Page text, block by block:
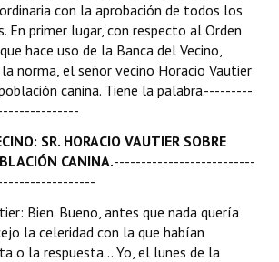
Registro
- Registro
Huellas - Registro
- Registro
- Registro
Registro
- Registro
con la aprobación de todos los
En primer lugar, con respecto al Orden
hace uso de la Banca del Vecino,
norma, el señor vecino Horacio Vautier
canina. Tiene la palabra.---------
SR. HORACIO VAUTIER SOBRE
CANINA.--------------------------
Bien. Bueno, antes que nada quería
la celeridad con la que habían
o la respuesta... Yo, el lunes de la